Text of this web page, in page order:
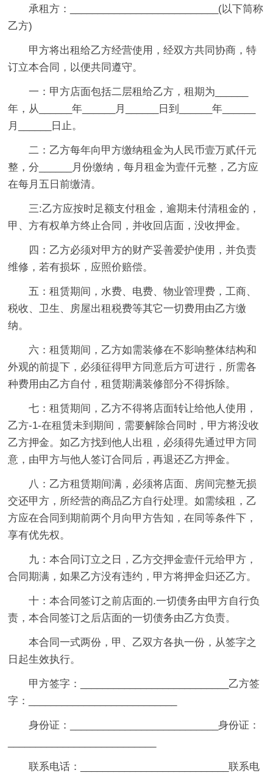
承租方：___________________________(以下筒称
乙方)
甲方将出租给乙方经营使用，经双方共同协商，特
订立本合同，以便共同遵守。
一：甲方店面包括二层租给乙方，租期为______
年，从______年______月______日到______年______
月______日止。
二：乙方每年向甲方缴纳租金为人民币壹万贰仟元
整，分______月份缴纳，每月租金为壹仟元整，乙方应
在每月五日前缴清。
三:乙方应按时足额支付租金，逾期未付清租金的，
甲、方有权单方终止合同，并收回店面，没收押金。
四：乙方必须对甲方的财产妥善爱护使用，并负责
维修，若有损坏，应照价赔偿。
五：租赁期间，水费、电费、物业管理费，工商、
税收、卫生、房屋出租税费等其它一切费用由乙方缴
纳。
六：租赁期间，乙方如需装修在不影响整体结构和
外观的前提下，必须征得甲方同意后方可进行，所需各
种费用由乙方自付，租赁期满装修部分不得拆除。
七：租赁期间，乙方不得将店面转让给他人使用，
乙方-1-在租赁未到期间，需要解除合同时，甲方将没收
乙方押金。如乙方找到他人出租，必须得先通过甲方同
意，由甲方与他人签订合同后，再退还乙方押金。
八：乙方租赁期间满，必须将店面、房间完整无损
交还甲方，所经营的商品乙方自行处理。如需续租，乙
方应在合同到期前两个月向甲方告知，在同等条件下，
享有优先权。
九：本合同订立之日，乙方交押金壹仟元给甲方，
合同期满，如果乙方没有违约，甲方将押金归还乙方。
十：本合同签订之前店面的.一切债务由甲方自行负
责，本合同签订之后店面的一切债务由乙方负责。
本合同一式两份，甲、乙双方各执一份，从签字之
日起生效执行。
甲方签字：___________________________乙方签
字：___________________________
身份证：___________________________身份证：
联系电话：___________________________联系电